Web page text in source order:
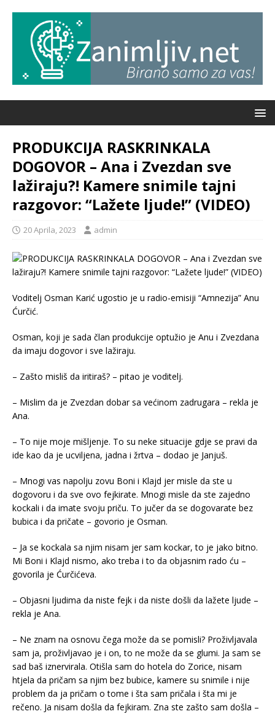
PRODUKCIJA RASKRINKALA
DOGOVOR – Ana i Zvezdan sve
lažiraju?! Kamere snimile tajni
razgovor: “Lažete ljude!” (VIDEO)
20 Aprila, 2023 admin
Voditelj Osman Karić ugostio je u radio-emisiji “Amnezija” Anu
Ćurčić.
Osman, koji je sada član produkcije optužio je Anu i Zvezdana
da imaju dogovor i sve lažiraju.
– Zašto misliš da iritiraš? – pitao je voditelj.
– Mislim da je Zvezdan dobar sa većinom zadrugara – rekla je
Ana.
– To nije moje mišljenje. To su neke situacije gdje se pravi da
ide kao da je ucviljena, jadna i žrtva – dodao je Janjuš.
– Mnogi vas napolju zovu Boni i Klajd jer misle da ste u
dogovoru i da sve ovo fejkirate. Mnogi misle da ste zajedno
kockali i da imate svoju priču. To jučer da se dogovarate bez
bubica i da pričate – govorio je Osman.
– Ja se kockala sa njim nisam jer sam kockar, to je jako bitno.
Mi Boni i Klajd nismo, ako treba i to da objasnim rado ću –
govorila je Ćurčićeva.
– Objasni ljudima da niste fejk i da niste došli da lažete ljude –
rekla je Ana.
– Ne znam na osnovu čega može da se pomisli? Proživljavala
sam ja, proživljavao je i on, to ne može da se glumi. Ja sam se
sad baš iznervirala. Otišla sam do hotela do Zorice, nisam
htjela da pričam sa njim bez bubice, kamere su snimile i nije
problem da ja pričam o tome i šta sam pričala i šta mi je
rečeno. Ja nisam došla da fejkiram. Zna ste zašto sam došla –